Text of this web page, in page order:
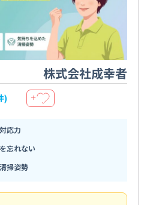
株式会社成幸者
) ＋
応力
忘れない
掃姿勢